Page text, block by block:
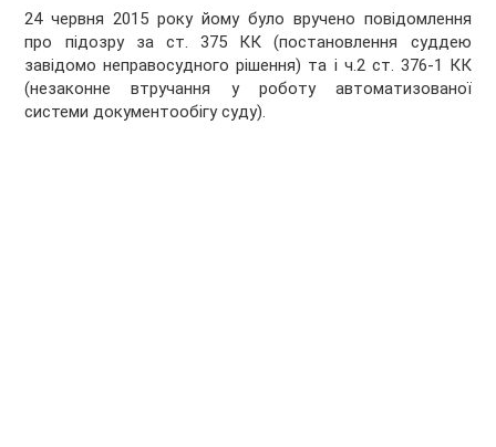
24 червня 2015 року йому було вручено повідомлення
про підозру за ст. 375 КК (постановлення суддею
завідомо неправосудного рішення) та і ч.2 ст. 376-1 КК
(незаконне втручання у роботу автоматизованої
системи документообігу суду).